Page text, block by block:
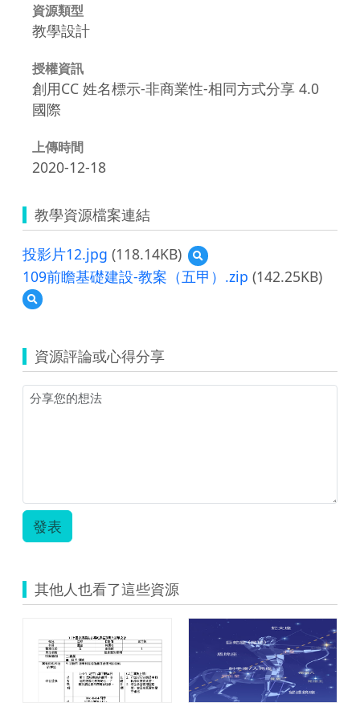
資源類型
教學設計
授權資訊
創用CC 姓名標示-非商業性-相同方式分享 4.0
國際
上傳時間
2020-12-18
教學資源檔案連結
投影片12.jpg (118.14KB)
預
覽
投
109前瞻基礎建設-教案（五甲）.zip (142.25KB)
預
覽
瞻
基
礎
建
資源評論或心得分享
發表
其他人也看了這些資源